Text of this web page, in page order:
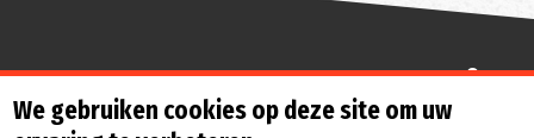
Sterk de toekomst in
We gebruiken cookies op deze site om uw